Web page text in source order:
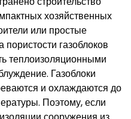
хозяйственных
или простые
газоблоков
теплоизоляционными
Газоблоки
и охлаждаются до
Поэтому, если